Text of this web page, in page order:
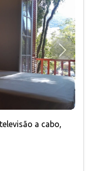
a cabo,